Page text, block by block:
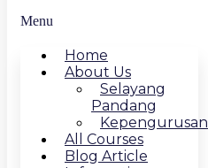
Menu
Home
About Us
Selayang
Pandang
Kepengurusan
All Courses
Blog Article